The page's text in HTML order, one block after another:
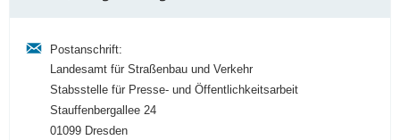
Postanschrift:
Landesamt für Straßenbau und Verkehr
Stabsstelle für Presse- und Öffentlichkeitsarbeit
Stauffenbergallee 24
01099 Dresden